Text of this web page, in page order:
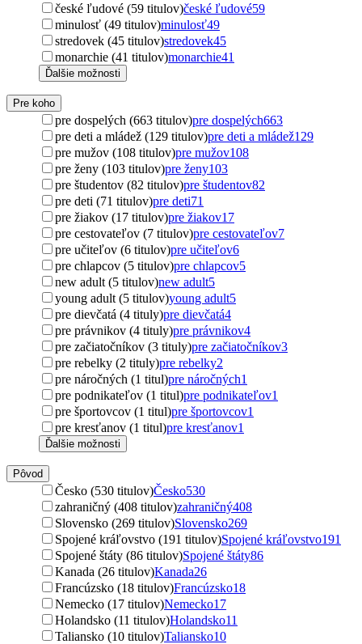
české ľudové (59 titulov)české ľudové59
minulosť (49 titulov)minulosť49
stredovek (45 titulov)stredovek45
monarchie (41 titulov)monarchie41
Ďalšie možnosti
Pre koho
pre dospelých (663 titulov)pre dospelých663
pre deti a mládež (129 titulov)pre deti a mládež129
pre mužov (108 titulov)pre mužov108
pre ženy (103 titulov)pre ženy103
pre študentov (82 titulov)pre študentov82
pre deti (71 titulov)pre deti71
pre žiakov (17 titulov)pre žiakov17
pre cestovateľov (7 titulov)pre cestovateľov7
pre učiteľov (6 titulov)pre učiteľov6
pre chlapcov (5 titulov)pre chlapcov5
new adult (5 titulov)new adult5
young adult (5 titulov)young adult5
pre dievčatá (4 tituly)pre dievčatá4
pre právnikov (4 tituly)pre právnikov4
pre začiatočníkov (3 tituly)pre začiatočníkov3
pre rebelky (2 tituly)pre rebelky2
pre náročných (1 titul)pre náročných1
pre podnikateľov (1 titul)pre podnikateľov1
pre športovcov (1 titul)pre športovcov1
pre kresťanov (1 titul)pre kresťanov1
Ďalšie možnosti
Pôvod
Česko (530 titulov)Česko530
zahraničný (408 titulov)zahraničný408
Slovensko (269 titulov)Slovensko269
Spojené kráľovstvo (191 titulov)Spojené kráľovstvo191
Spojené štáty (86 titulov)Spojené štáty86
Kanada (26 titulov)Kanada26
Francúzsko (18 titulov)Francúzsko18
Nemecko (17 titulov)Nemecko17
Holandsko (11 titulov)Holandsko11
Taliansko (10 titulov)Taliansko10